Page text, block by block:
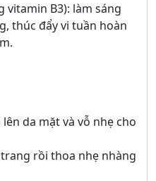
vitamin B3): làm sáng
thúc đẩy vi tuần hoàn
da mặt và vỗ nhẹ cho
rồi thoa nhẹ nhàng